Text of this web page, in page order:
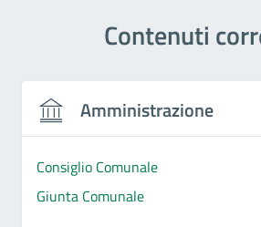
Contenuti
Amministrazione
Consiglio Comunale
Giunta Comunale